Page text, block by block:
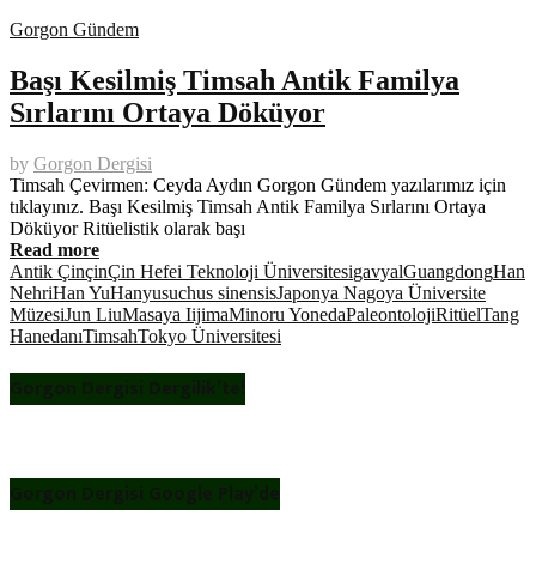
Gorgon Gündem
Başı Kesilmiş Timsah Antik Familya
Sırlarını Ortaya Döküyor
by Gorgon Dergisi
Timsah Çevirmen: Ceyda Aydın Gorgon Gündem yazılarımız için
tıklayınız. Başı Kesilmiş Timsah Antik Familya Sırlarını Ortaya
Döküyor Ritüelistik olarak başı
Read more
Antik ÇinçinÇin Hefei Teknoloji ÜniversitesigavyalGuangdongHan
NehriHan YuHanyusuchus sinensisJaponya Nagoya Üniversite
MüzesiJun LiuMasaya IijimaMinoru YonedaPaleontolojiRitüelTang
HanedanıTimsahTokyo Üniversitesi
Gorgon Dergisi Dergilik’te!
Gorgon Dergisi Google Play’de